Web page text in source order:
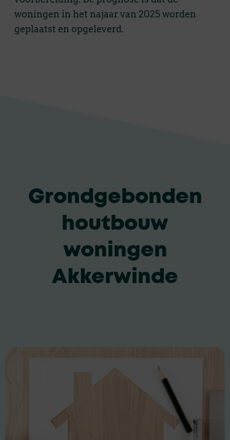
woningen in het najaar van 2025 worden
geplaatst en opgeleverd.
Grondgebonden
houtbouw
woningen
Akkerwinde